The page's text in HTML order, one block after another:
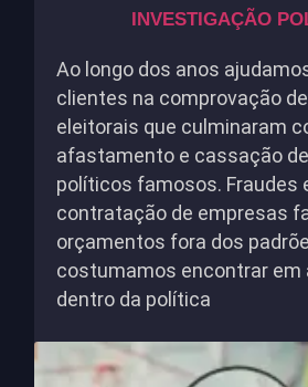
INVESTIGAÇÃO
Ao longo dos anos
clientes na comprovação
eleitorais que culminaram
afastamento e cassação
políticos famosos. Fraudes
contratação de empresas
orçamentos fora dos
costumamos encontrar em
dentro da política